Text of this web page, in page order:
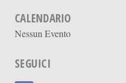
CALENDARIO
Nessun Evento
SEGUICI